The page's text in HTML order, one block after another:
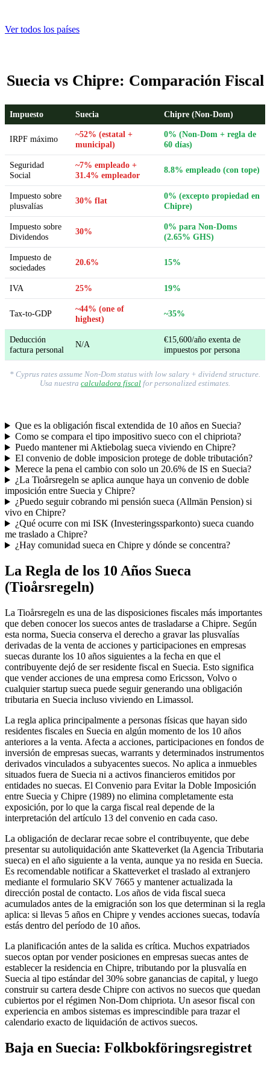
Ver todos los países
Suecia vs Chipre: Comparación Fiscal
Impuesto Suecia Chipre (Non-Dom)
IRPF máximo
~52% (estatal +
municipal)
0% (Non-Dom + regla de
60 días)
Seguridad
Social
~7% empleado +
31.4% empleador
8.8% empleado (con tope)
Impuesto sobre
plusvalías
30% flat
0% (excepto propiedad en
Chipre)
Impuesto sobre
Dividendos
30%
0% para Non-Doms
(2.65% GHS)
Impuesto de
sociedades
20.6% 15%
IVA 25% 19%
Tax-to-GDP
~44% (one of
highest)
~35%
Deducción
factura personal
N/A
€15,600/año exenta de
impuestos por persona
* Cyprus rates assume Non-Dom status with low salary + dividend structure.
Usa nuestra calculadora fiscal for personalized estimates.
Que es la obligación fiscal extendida de 10 años en Suecia?
Como se compara el tipo impositivo sueco con el chipriota?
Puedo mantener mi Aktiebolag sueca viviendo en Chipre?
El convenio de doble imposicion protege de doble tributación?
Merece la pena el cambio con solo un 20.6% de IS en Suecia?
¿La Tioårsregeln se aplica aunque haya un convenio de doble
imposición entre Suecia y Chipre?
¿Puedo seguir cobrando mi pensión sueca (Allmän Pension) si
vivo en Chipre?
¿Qué ocurre con mi ISK (Investeringssparkonto) sueca cuando
me traslado a Chipre?
¿Hay comunidad sueca en Chipre y dónde se concentra?
La Regla de los 10 Años Sueca
(Tioårsregeln)
La Tioårsregeln es una de las disposiciones fiscales más importantes
que deben conocer los suecos antes de trasladarse a Chipre. Según
esta norma, Suecia conserva el derecho a gravar las plusvalías
derivadas de la venta de acciones y participaciones en empresas
suecas durante los 10 años siguientes a la fecha en que el
contribuyente dejó de ser residente fiscal en Suecia. Esto significa
que vender acciones de una empresa como Ericsson, Volvo o
cualquier startup sueca puede seguir generando una obligación
tributaria en Suecia incluso viviendo en Limassol.
La regla aplica principalmente a personas físicas que hayan sido
residentes fiscales en Suecia en algún momento de los 10 años
anteriores a la venta. Afecta a acciones, participaciones en fondos de
inversión de empresas suecas, warrants y determinados instrumentos
derivados vinculados a subyacentes suecos. No aplica a inmuebles
situados fuera de Suecia ni a activos financieros emitidos por
entidades no suecas. El Convenio para Evitar la Doble Imposición
entre Suecia y Chipre (1989) no elimina completamente esta
exposición, por lo que la carga fiscal real depende de la
interpretación del artículo 13 del convenio en cada caso.
La obligación de declarar recae sobre el contribuyente, que debe
presentar su autoliquidación ante Skatteverket (la Agencia Tributaria
sueca) en el año siguiente a la venta, aunque ya no resida en Suecia.
Es recomendable notificar a Skatteverket el traslado al extranjero
mediante el formulario SKV 7665 y mantener actualizada la
dirección postal de contacto. Los años de vida fiscal sueca
acumulados antes de la emigración son los que determinan si la regla
aplica: si llevas 5 años en Chipre y vendes acciones suecas, todavía
estás dentro del período de 10 años.
La planificación antes de la salida es crítica. Muchos expatriados
suecos optan por vender posiciones en empresas suecas antes de
establecer la residencia en Chipre, tributando por la plusvalía en
Suecia al tipo estándar del 30% sobre ganancias de capital, y luego
construir su cartera desde Chipre con activos no suecos que quedan
cubiertos por el régimen Non-Dom chipriota. Un asesor fiscal con
experiencia en ambos sistemas es imprescindible para trazar el
calendario exacto de liquidación de activos suecos.
Baja en Suecia: Folkbokföringsregistret